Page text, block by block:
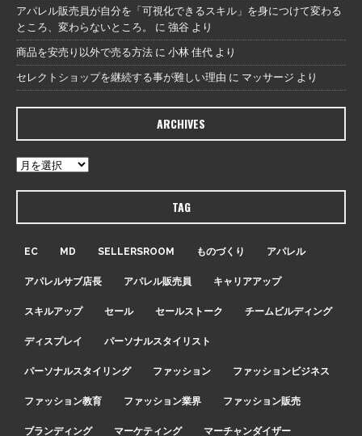
アパレル販売員が自分を「可視化できるスキル」を身につけて変わる
ところ、変わらないところ。
に 強谷 より
商品を安売り以外で売る方法 に 小林 佳代 より
セレクトショップを継続する事が難しい理由 に マッサージ より
ARCHIVES
TAG
EC MD SELLERSROOM ものづくり アパレル
アパレルサブ店長 アパレル販売員 キャリアアップ
スキルアップ セール セールストーク チームビルディング
ディスプレイ パーソナルスタイリスト
パーソナルスタイリング ファッション ファッションビジネス
ファッション教育 ファッション業界 ファッション販売
ブランディング マーケティング マーチャンダイザー